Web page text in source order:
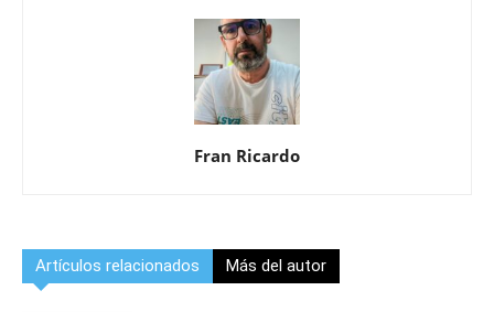
Fran Ricardo
Artículos relacionados Más del autor